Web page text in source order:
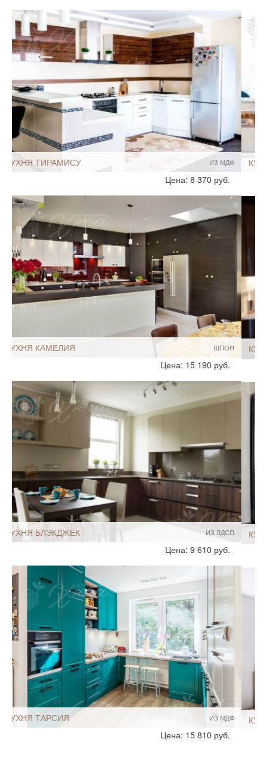
ИЗ МДФ
КУХНЯ ЭМИЛИЯ
Без ручек
Размеры, ширина:
13-14 кв.м
Мебель - тип:
П-образная
С полуостровом
Для дома
Нестандартные
С пеналом
Цена: 15 810 руб.
ИЗ МДФ
КУХНЯ ПЕРСЕЙ
Размеры, ширина:
13-14 кв.м
Мебель - тип:П-образная
Нестандартные
Цена: 28 520 руб.
КРАШЕННЫЕ
КУХНЯ ЯННИ
Размеры, ширина:
10-12 кв.м
Мебель - тип:П-образная
С полуостровом
Для дома
Цена: 8 060 руб.
HIT
ИЗ МДФ
КУХНЯ ДЖЕННА
Цена: 13 020 руб.